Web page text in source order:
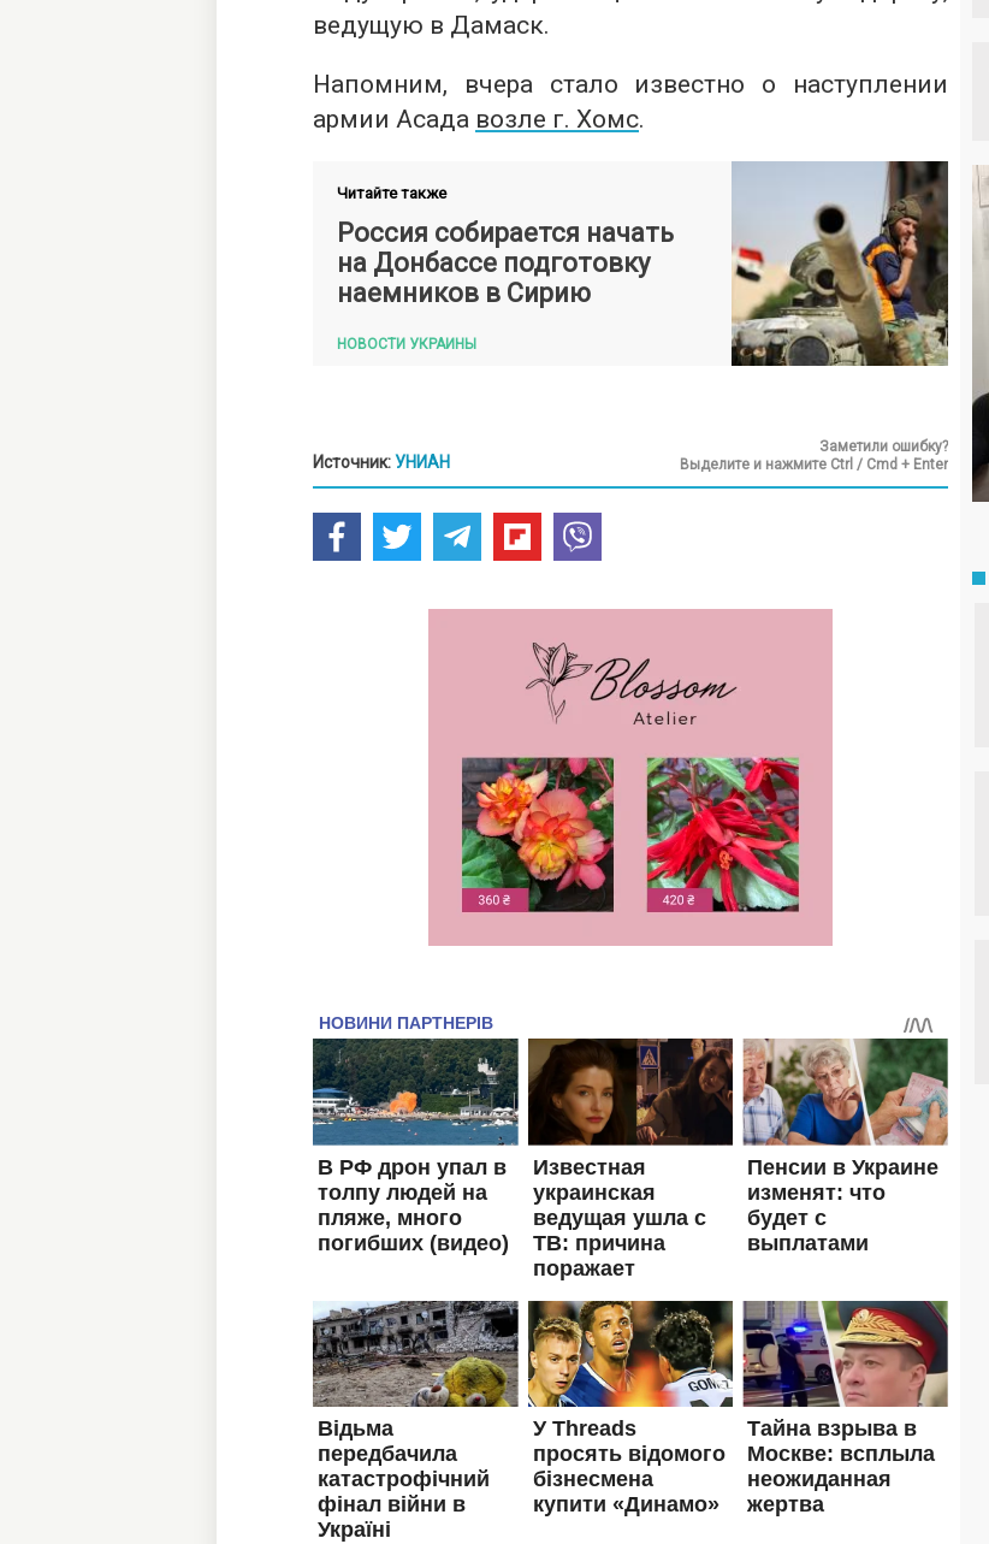
ведущую в Дамаск.
Напомним, вчера стало известно о наступлении
армии Асада возле г. Хомс.
Читайте также
Россия собирается начать
на Донбассе подготовку
наемников в Сирию
НОВОСТИ УКРАИНЫ
Источник: УНИАН
Заметили ошибку?
Выделите и нажмите Ctrl / Cmd + Enter